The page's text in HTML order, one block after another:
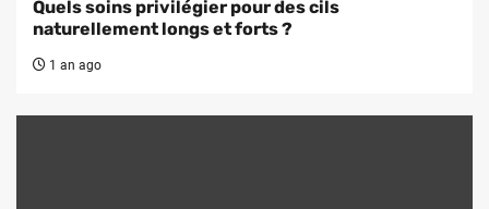
Quels soins privilégier pour des cils
naturellement longs et forts ?
1 an ago